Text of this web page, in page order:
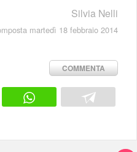
Silvia Nelli
martedì 18 febbraio 2014
COMMENTA